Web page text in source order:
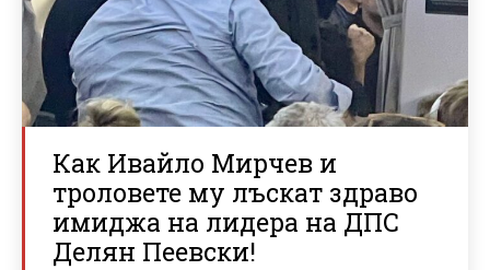
Как Ивайло Мирчев и
троловете му лъскат здраво
имиджа на лидера на ДПС
Делян Пеевски!